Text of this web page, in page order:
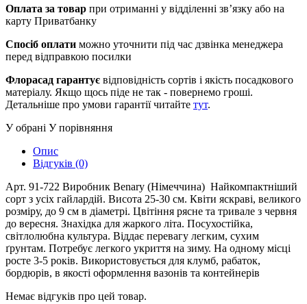
Оплата за товар при отриманні у відділенні зв’язку або на
карту Приватбанку
Спосіб оплати можно уточнити під час дзвінка менеджера
перед відправкою посилки
Флорасад гарантує відповідність сортів і якість посадкового
матеріалу. Якщо щось піде не так - повернемо гроші.
Детальніше про умови гарантії читайте тут.
У обрані У порівняння
Опис
Відгуків (0)
Арт. 91-722 Виробник Benary (Німеччина) Найкомпактніший
сорт з усіх гайлардій. Висота 25-30 см. Квіти яскраві, великого
розміру, до 9 см в діаметрі. Цвітіння рясне та тривале з червня
до вересня. Знахідка для жаркого літа. Посухостійка,
світлолюбна культура. Віддає перевагу легким, сухим
ґрунтам. Потребує легкого укриття на зиму. На одному місці
росте 3-5 років. Використовується для клумб, рабаток,
бордюрів, в якості оформлення вазонів та контейнерів
Немає відгуків про цей товар.